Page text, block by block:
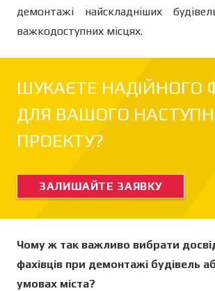
демонтажі найскладніших
важкодоступних місцях.
ШУКАЄТЕ НАДІЙНОГО
ДЛЯ ВАШОГО
ПРОЕКТУ?
ЗАЛИШАЙТЕ ЗАЯВКУ
Чому ж так важливо вибрати
фахівців при демонтажі будівель
умовах міста?